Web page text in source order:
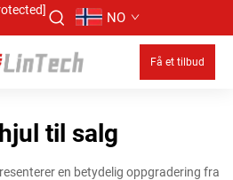
NO
Få et tilbud
til salg
en betydelig oppgradering fra